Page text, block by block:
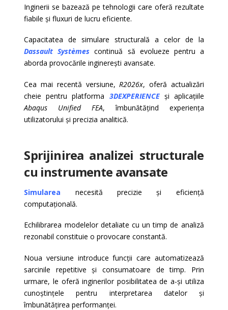
Inginerii se bazează pe tehnologii care oferă rezultate
fiabile și fluxuri de lucru eficiente.
Capacitatea de simulare structurală a celor de la
Dassault Systèmes continuă să evolueze pentru a
aborda provocările inginerești avansate.
Cea mai recentă versiune,R2026x, oferă actualizări
cheie pentru platforma 3DEXPERIENCEși aplicațiile
Abaqus Unified FEA, îmbunătățind experiența
utilizatorului și precizia analitică.
Sprijinirea analizei structurale
cu instrumente avansate
Simularea
necesită precizie și eficiență
computațională.
Echilibrarea modelelor detaliate cu un timp de analiză
rezonabil constituie o provocare constantă.
Noua versiune introduce funcții care automatizează
sarcinile repetitive și consumatoare de timp. Prin
urmare, le oferă inginerilor posibilitatea de a-și utiliza
cunoștințele pentru interpretarea datelor și
îmbunătățirea performanței.